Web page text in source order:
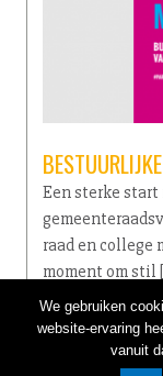
Een sterke
raad en college
moment om stil
lees verder →
We gebruiken
website-ervaring
vanuit